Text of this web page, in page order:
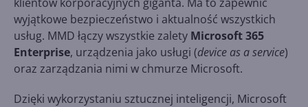
wyjątkowe bezpieczeństwo i aktualność wszystkich
usług. MMD łączy wszystkie zalety Microsoft 365
Enterprise, urządzenia jako usługi (device as a service)
oraz zarządzania nimi w chmurze Microsoft.
Dzięki wykorzystaniu sztucznej inteligencji, Microsoft